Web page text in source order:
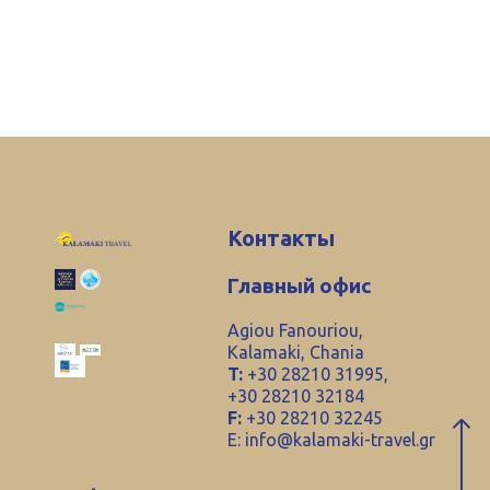
Контакты
Главный офис
Agiou Fanouriou,
Kalamaki, Chania
T: +30 28210 31995,
+30 28210 32184
F: +30 28210 32245
E: info@kalamaki-travel.gr